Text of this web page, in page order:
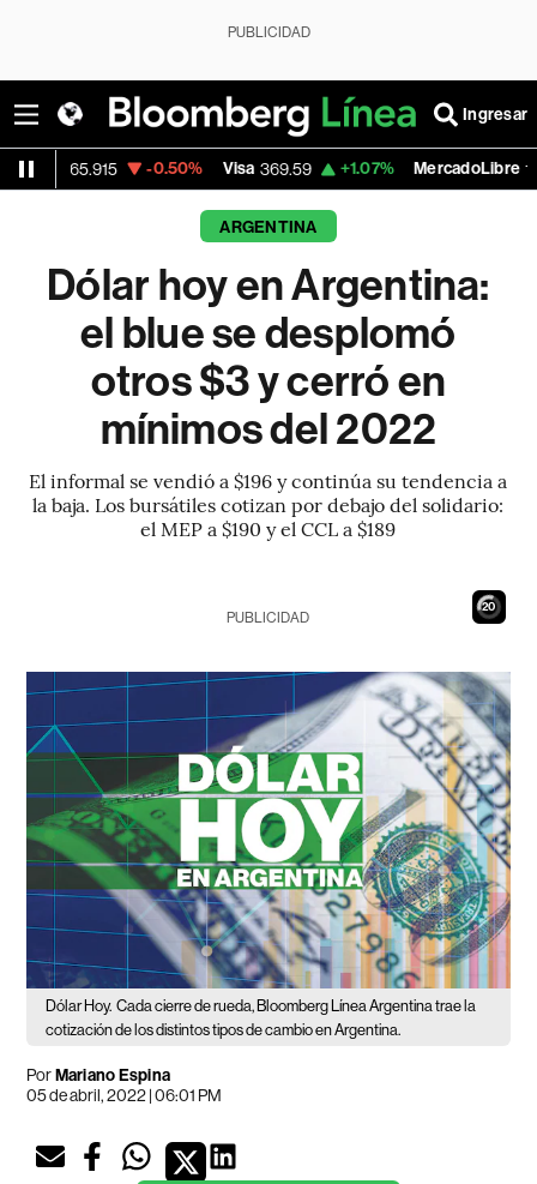
PUBLICIDAD
Ingresar
-0.50% Visa 369.59 +1.07% MercadoLibre 1,890.05
ARGENTINA
Dólar hoy en Argentina:
el blue se desplomó
otros $3 y cerró en
mínimos del 2022
El informal se vendió a $196 y continúa su tendencia a
la baja. Los bursátiles cotizan por debajo del solidario:
el MEP a $190 y el CCL a $189
19
PUBLICIDAD
Dólar Hoy. Cada cierre de rueda, Bloomberg Línea Argentina trae la
cotización de los distintos tipos de cambio en Argentina.
PorMariano Espina
05 de abril, 2022 | 06:01 PM